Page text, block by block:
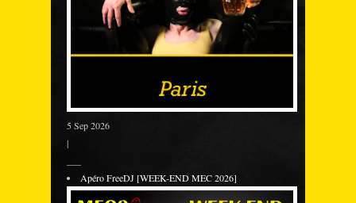
5 Sep 2026
|
Apéro FreeDJ [WEEK-END MEC 2026]